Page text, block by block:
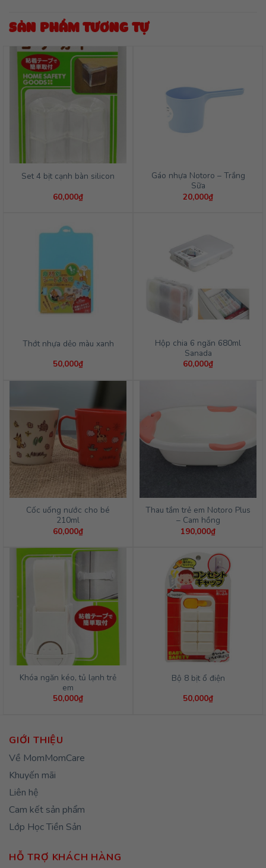
SẢN PHẨM TƯƠNG TỰ
Set 4 bịt cạnh bàn silicon
60,000₫
Gáo nhựa Notoro – Trắng
Sữa
20,000₫
Thớt nhựa dẻo màu xanh
50,000₫
Hộp chia 6 ngăn 680ml
Sanada
60,000₫
Cốc uống nước cho bé
210ml
60,000₫
Thau tắm trẻ em Notoro Plus
– Cam hồng
190,000₫
Khóa ngăn kéo, tủ lạnh trẻ
em
50,000₫
Bộ 8 bịt ổ điện
50,000₫
GIỚI THIỆU
Về MomMomCare
Khuyến mãi
Liên hệ
Cam kết sản phẩm
Lớp Học Tiền Sản
HỖ TRỢ KHÁCH HÀNG